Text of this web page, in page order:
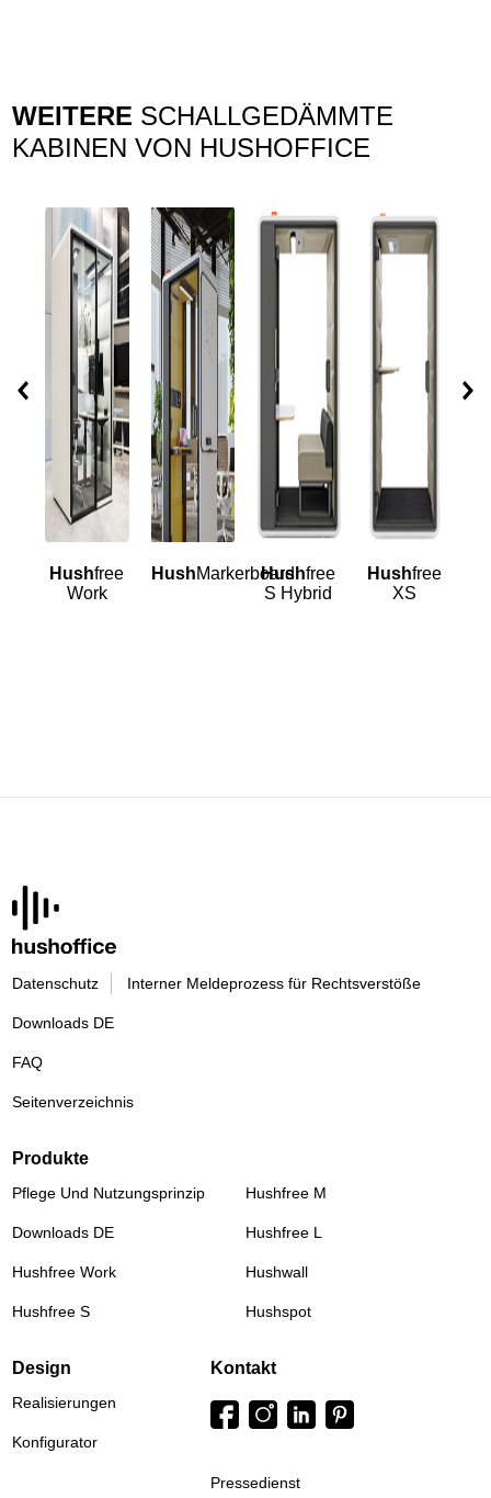
WEITERE SCHALLGEDÄMMTE
KABINEN VON HUSHOFFICE
Hushfree
Work
HushMarkerboard
Hushfree
S Hybrid
Hushfree
XS
Datenschutz Interner Meldeprozess für Rechtsverstöße
Downloads DE
FAQ
Seitenverzeichnis
Produkte
Pflege Und Nutzungsprinzip
Downloads DE
Hushfree Work
Hushfree S
Hushfree M
Hushfree L
Hushwall
Hushspot
Design
Realisierungen
Konfigurator
Kontakt
Pressedienst